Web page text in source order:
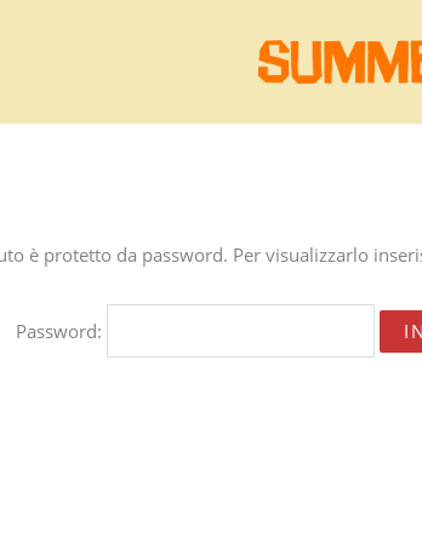
è protetto da password. Per visualizzarlo
Password: